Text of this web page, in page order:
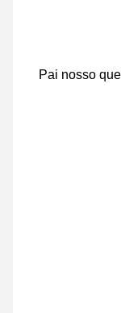
Pai nosso